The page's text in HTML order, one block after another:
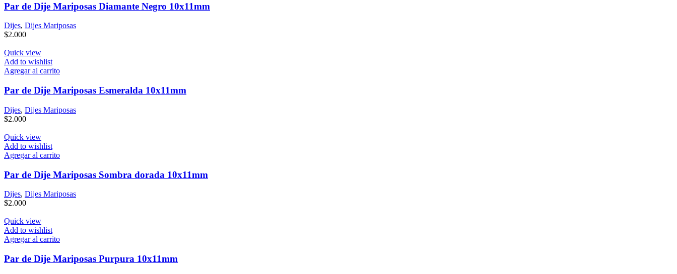
Par de Dije Mariposas Diamante Negro 10x11mm
Dijes, Dijes Mariposas
$2.000
Quick view
Add to wishlist
Agregar al carrito
Par de Dije Mariposas Esmeralda 10x11mm
Dijes, Dijes Mariposas
$2.000
Quick view
Add to wishlist
Agregar al carrito
Par de Dije Mariposas Sombra dorada 10x11mm
Dijes, Dijes Mariposas
$2.000
Quick view
Add to wishlist
Agregar al carrito
Par de Dije Mariposas Purpura 10x11mm